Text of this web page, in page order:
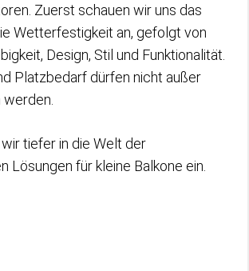
Zuerst schauen wir uns das
Wetterfestigkeit an, gefolgt von
Design, Stil und Funktionalität.
Platzbedarf dürfen nicht außer
tiefer in die Welt der
Lösungen für kleine Balkone ein.